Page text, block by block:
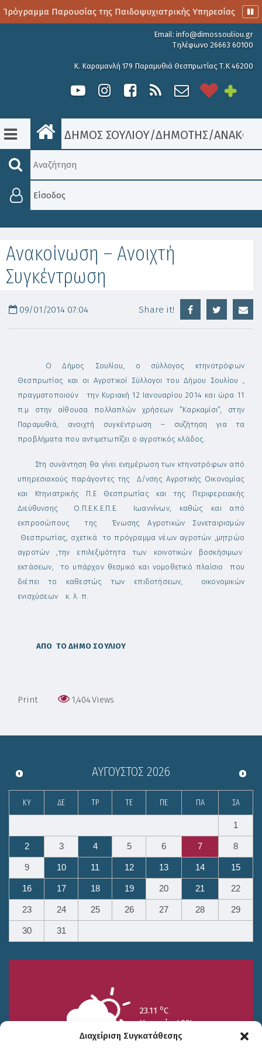
Διαχείριση Συγκατάθεσης
Παρουσίας της Παιδοψυχιατρικής Υπηρεσίας
Email: info@dimossouliou.gr
Τηλέφωνο 26663 60100
Κ. Καραμανλή 179 Παραμυθιά Θεσπρωτίας Τ.Κ 46200
ΔΗΜΟΣ ΣΟΥΛΙΟΥ/ΔΗΜΟΤΗΣ/
Είσοδος
Ανακοίνωση – Ανοιχτή
Συγκέντρωση
09/01/2014 07:04 Share it!
ΟΔήμος Σουλίου, ο σύλλογος κτηνοτρόφων
Θεσπρωτίας και οι Αγροτικοί Σύλλογοι του Δήμου Σουλίου ,
πραγματοποιούν την Κυριακή 12 Ιανουαρίου 2014 και ώρα 11
π.μ στην αίθουσα πολλαπλών χρήσεων ”Καρκαμίσι”, στην
Παραμυθιά, ανοιχτή συγκέντρωση – συζήτηση για τα
προβλήματα που αντιμετωπίζει ο αγροτικός κλάδος.
Στη συνάντηση θα γίνει ενημέρωση των κτηνοτρόφων από
υπηρεσιακούς παράγοντες της Δ/νσης Αγροτικής Οικονομίας
και Κτηνιατρικής Π.Ε Θεσπρωτίας και της Περιφερειακής
Διεύθυνσης Ο.Π.Ε.Κ.Ε.Π.Ε. Ιωαννίνων, καθώς και από
εκπροσώπους της Ένωσης Αγροτικών Συνεταιρισμών
Θεσπρωτίας, σχετικά το πρόγραμμα νέων αγροτών ,μητρώο
αγροτών ,την επιλεξιμότητα των κοινοτικών βοσκήσιμων
εκτάσεων, το υπάρχον θεσμικό και νομοθετικό πλαίσιο που
διέπει το καθεστώς των επιδοτήσεων, οικονομικών
ενισχύσεων κ. λ. π.
ΑΠΟ ΤΟ ΔΗΜΟ ΣΟΥΛΙΟΥ
Print 1,404Views
ΑΎΓΟΥΣΤΟΣ 2026
ΚΥ ΔΕ ΤΡ ΤΕ ΠΕ ΠΑ ΣΑ
1
2 3 4 5 6 7 8
9 10 11 12 13 14 15
16 17 18 19 20 21 22
23 24 25 26 27 28 29
30 31
23.11 oC
Υγρασία 49%